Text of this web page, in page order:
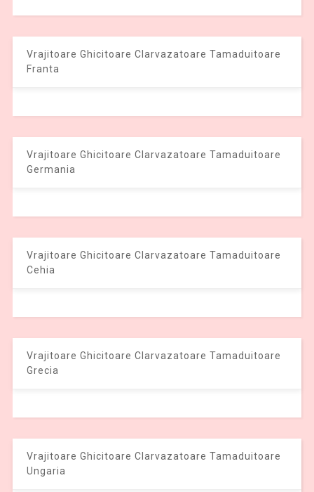
Vrajitoare Ghicitoare Clarvazatoare Tamaduitoare
Franta
Vrajitoare Ghicitoare Clarvazatoare Tamaduitoare
Germania
Vrajitoare Ghicitoare Clarvazatoare Tamaduitoare
Cehia
Vrajitoare Ghicitoare Clarvazatoare Tamaduitoare
Grecia
Vrajitoare Ghicitoare Clarvazatoare Tamaduitoare
Ungaria